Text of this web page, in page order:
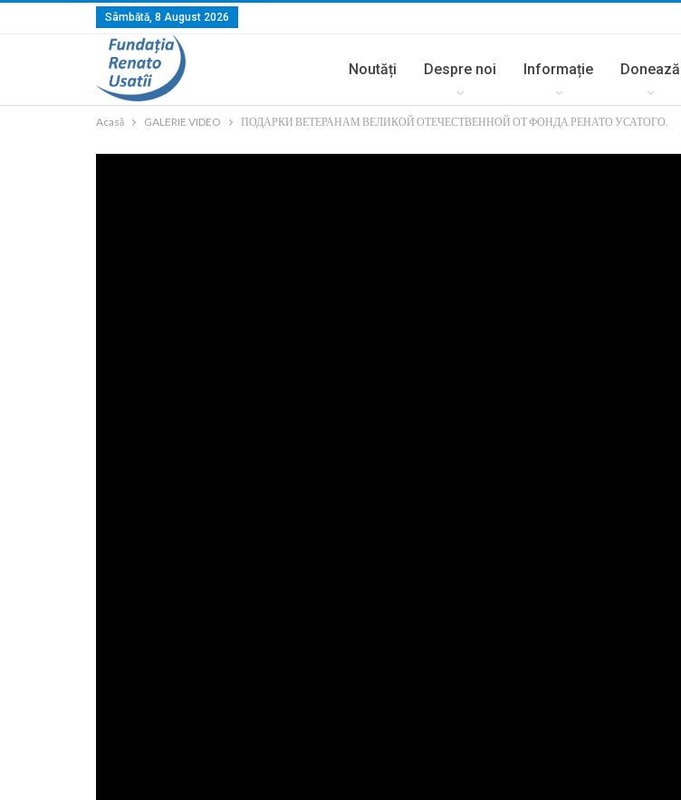
Sâmbătă, 8 August 2026
Noutăți Despre noi Informație Donează
Acasă GALERIE VIDEO ПОДАРКИ ВЕТЕРАНАМ ВЕЛИКОЙ ОТЕЧЕСТВЕННОЙ ОТ ФОНДА РЕНАТО УСАТОГО.